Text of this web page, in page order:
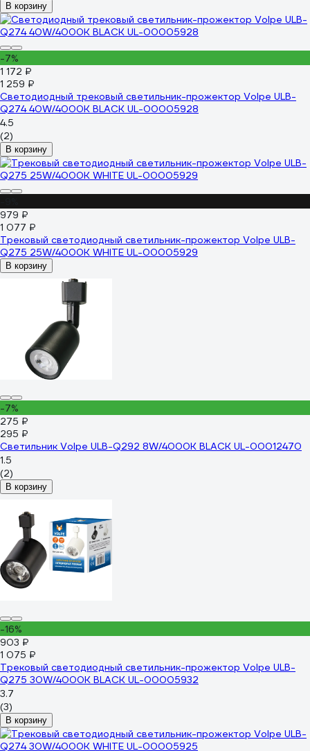
В корзину
-7%
1 172 ₽
1 259 ₽
Светодиодный трековый светильник-прожектор Volpe ULB-
Q274 40W/4000К BLACK UL-00005928
4.5
(2)
В корзину
979 ₽
1 077 ₽
Трековый светодиодный светильник-прожектор Volpe ULB-
Q275 25W/4000К WHITE UL-00005929
В корзину
-7%
275 ₽
295 ₽
Светильник Volpe ULB-Q292 8W/4000K BLACK UL-00012470
1.5
(2)
В корзину
-16%
903 ₽
1 075 ₽
Трековый светодиодный светильник-прожектор Volpe ULB-
Q275 30W/4000К BLACK UL-00005932
3.7
(3)
В корзину